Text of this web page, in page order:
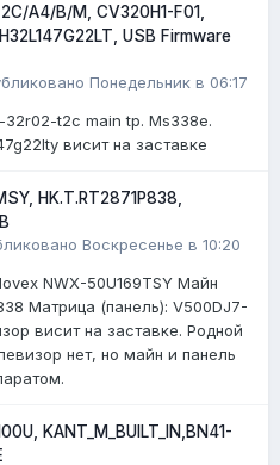
A4/B/M, CV320H1-F01,
USB Firmware
Понедельник в 06:17
t2c main tp. Ms338e.
висит на заставке
HK.T.RT2871P838,
Воскресенье в 10:20
NWX-50U169TSY Майн
Матрица (панель): V500DJ7-
висит на заставке. Родной
нет, но майн и панель
KANT_M_BUILT_IN,BN41-